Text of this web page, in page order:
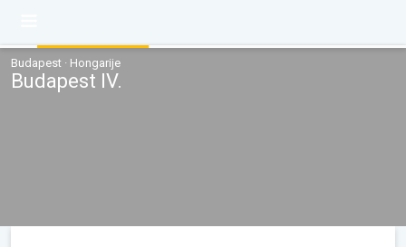
Budapest · Hongarije
Budapest IV.